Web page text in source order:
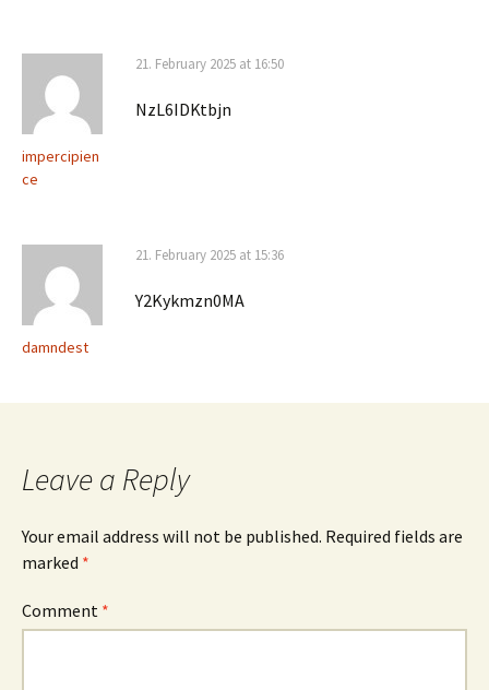
impercipien
ce
21. February 2025 at 16:50
NzL6IDKtbjn
damndest
21. February 2025 at 15:36
Y2Kykmzn0MA
Leave a Reply
Your email address will not be published. Required fields are
marked *
Comment *